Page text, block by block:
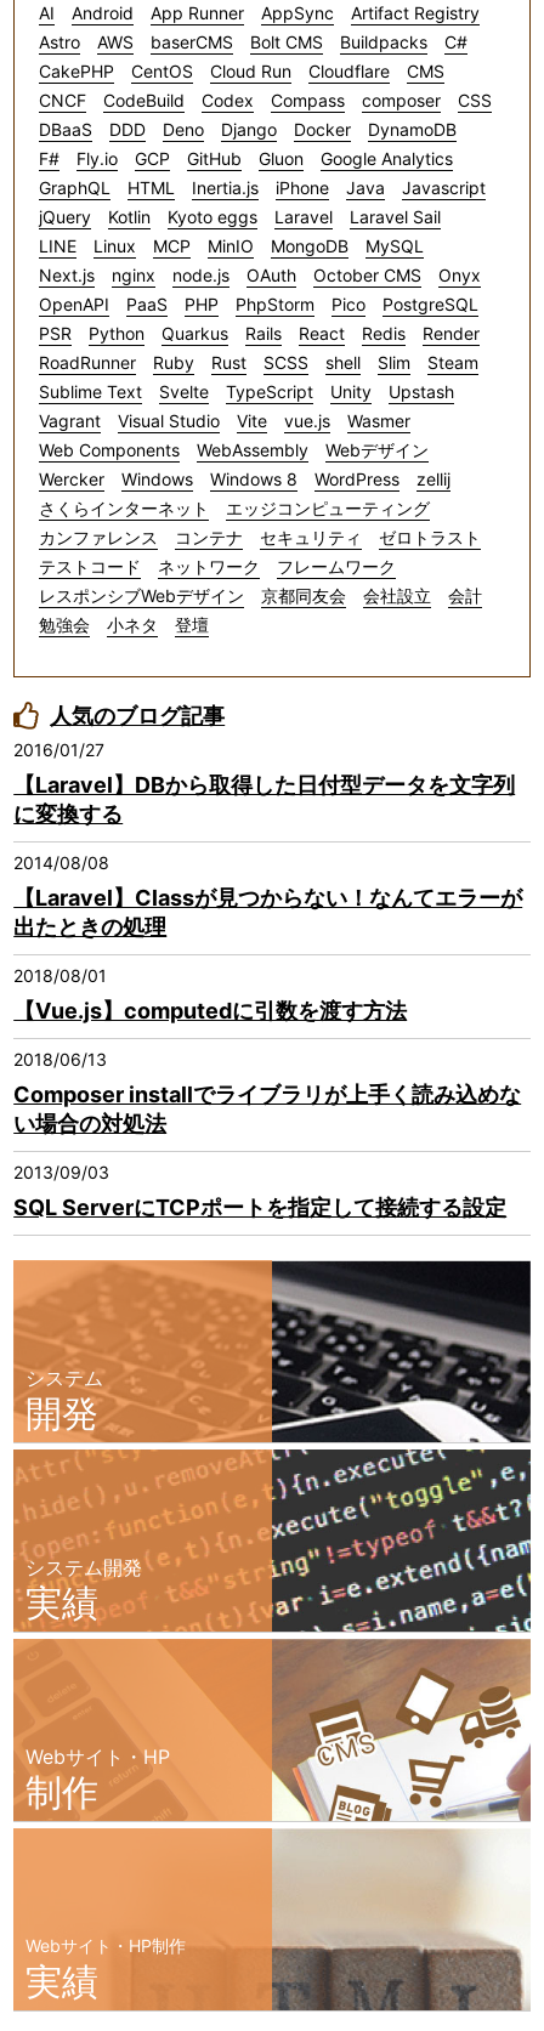
AI Android App Runner AppSync
Artifact Registry
Astro
AWS baserCMS Bolt CMS Buildpacks
C#
CakePHP
CentOS Cloud Run Cloudflare
CMS
CNCF
CodeBuild Codex Compass composer
CSS
DBaaS
DDD Deno Django Docker
DynamoDB
F#
Fly.io GCP GitHub Gluon
Google Analytics
GraphQL
HTML Inertia.js iPhone Java
Javascript
jQuery
Kotlin Kyoto eggs Laravel
Laravel Sail
LINE
Linux MCP MinIO MongoDB
MySQL
Next.js
nginx node.js OAuth October CMS
Onyx
OpenAPI
PaaS PHP PhpStorm Pico
PostgreSQL
PSR
Python Quarkus Rails React Redis
Render
RoadRunner
Ruby Rust SCSS shell Slim
Steam
Sublime Text
Svelte TypeScript Unity
Upstash
Vagrant
Visual Studio Vite vue.js
Wasmer
Web Components
WebAssembly
Webデザイン
Wercker
Windows Windows 8 WordPress
zellij
さくらインターネット
エッジコンピューティング
カンファレンス
コンテナ セキュリティ
ゼロトラスト
テストコード
ネットワーク
フレームワーク
レスポンシブWebデザイン
京都同友会 会社設立
会計
勉強会
小ネタ 登壇
人気のブログ記事
2016/01/27
【Laravel】DBから取得した日付型データを文字列
に変換する
2014/08/08
【Laravel】Classが見つからない！なんてエラーが
出たときの処理
2018/08/01
【Vue.js】computedに引数を渡す方法
2018/06/13
Composer installでライブラリが上手く読み込めな
い場合の対処法
2013/09/03
SQL ServerにTCPポートを指定して接続する設定
システム
開発
システム開発
実績
Webサイト・HP
制作
Webサイト・HP制作
実績